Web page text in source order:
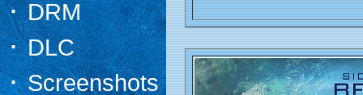
·DRM
·DLC
·Screenshots